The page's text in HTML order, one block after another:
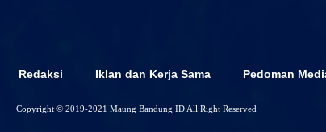
Redaksi Iklan dan Kerja Sama Pedoman
Copyright © 2019-2021 Maung Bandung ID All Right Reserved